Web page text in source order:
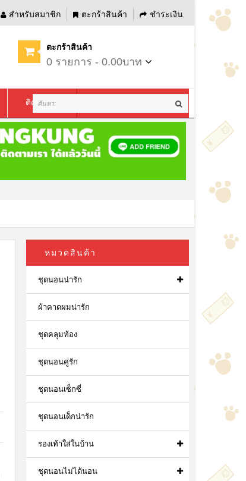
สำหรับสมาชิก ตะกร้าสินค้า ชำระเงิน
ตะกร้าสินค้า
0 รายการ - 0.00บาท
ติดต่อเรา
หมวดสินค้า
ชุดนอนน่ารัก
ผ้าคาดผมน่ารัก
ชุดคลุมท้อง
ชุดนอนคู่รัก
ชุดนอนเซ็กซี่
ชุดนอนเด็กน่ารัก
รองเท้าใส่ในบ้าน
ชุดนอนไม่ได้นอน